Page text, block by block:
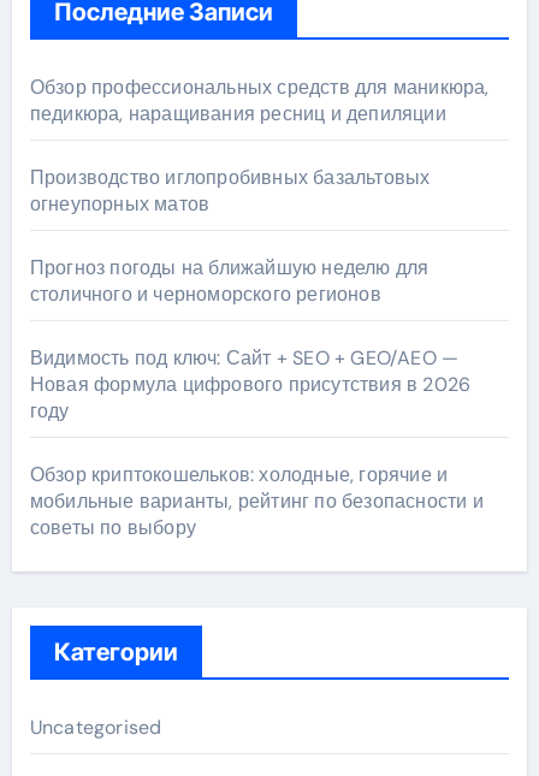
Последние Записи
Обзор профессиональных средств для маникюра,
педикюра, наращивания ресниц и депиляции
Производство иглопробивных базальтовых
огнеупорных матов
Прогноз погоды на ближайшую неделю для
столичного и черноморского регионов
Видимость под ключ: Сайт + SEO + GEO/AEO —
Новая формула цифрового присутствия в 2026
году
Обзор криптокошельков: холодные, горячие и
мобильные варианты, рейтинг по безопасности и
советы по выбору
Категории
Uncategorised